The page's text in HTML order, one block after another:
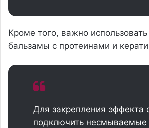
Кроме того, важно
бальзамы с протеинами и
Для закрепления эффекта
подключить